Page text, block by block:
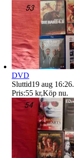
DVD
Sluttid19 aug 16:26.
Pris:55 kr,Köp nu.